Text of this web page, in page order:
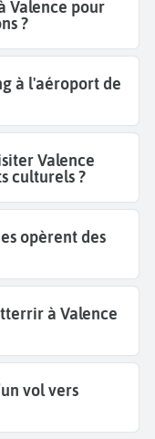
Valence pour
?
à l'aéroport de
Valence
culturels ?
opèrent des
à Valence
vol vers